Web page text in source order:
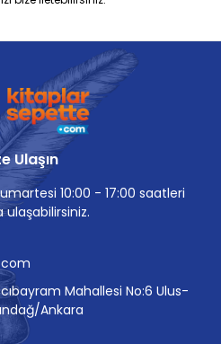
Ulaşın
10:00 - 17:00 saatleri
ulaşabilirsiniz.
Mahallesi No:6 Ulus-
Ankara